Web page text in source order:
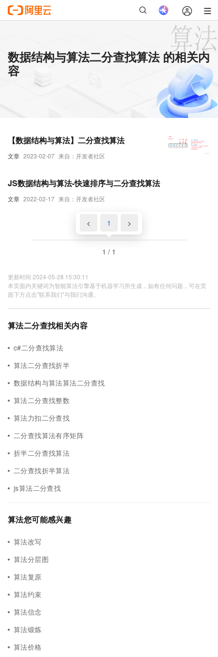
数据结构与算法二分查找算法 的相关内
容
文章 2023-02-07 来自：开发者社区
【数据结构与算法】二分查找算法
文章 2022-02-17 来自：开发者社区
JS数据结构与算法-快速排序与二分查找算法
< 1 >
1 / 1
更新时间 2024-05-28 15:30:11
本页面内关键词为智能算法引擎基于机器学习所生成，如有任何问题，可在页
面下方点击"联系我们"与我们沟通。
算法二分查找相关内容
c#二分查找算法
算法二分查找折半
数据结构与算法算法二分查找
算法二分查找整数
算法力扣二分查找
二分查找算法有序矩阵
折半二分查找算法
二分查找折半算法
js算法二分查找
算法您可能感兴趣
算法改写
算法分层图
算法复原
算法约束
算法信念
算法锻炼
算法价格